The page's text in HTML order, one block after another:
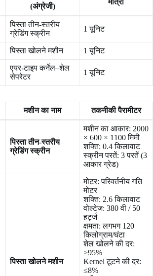
(अंग्रेजी)
पिस्ता तीन-स्तरीय
ग्रेडिंग स्क्रीन
1 यूनिट
पिस्ता खोलने मशीन 1 यूनिट
एयर-टाइप कर्नेल–शेल
सेपरेटर
1 यूनिट
मशीन का नाम तकनीकी पैरामीटर
पिस्ता तीन-स्तरीय
ग्रेडिंग स्क्रीन
मशीन का आकार: 2000
× 600 × 1100 मिमी
शक्ति: 0.4 किलावाट
स्क्रीन परतें: 3 परतें (3
आकार ग्रेड)
पिस्ता खोलने मशीन
मोटर: परिवर्तनीय गति
मोटर
शक्ति: 2.6 किलावाट
वोल्टेज: 380 वी / 50
हर्ट्ज
क्षमता: लगभग 120
किलोग्राम/घंटा
शेल खोलने की दर:
≥95%
Kernel टूटने की दर:
≤8%